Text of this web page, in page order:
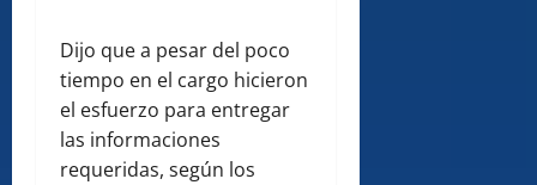
Dijo que a pesar del poco
tiempo en el cargo hicieron
el esfuerzo para entregar
las informaciones
requeridas, según los